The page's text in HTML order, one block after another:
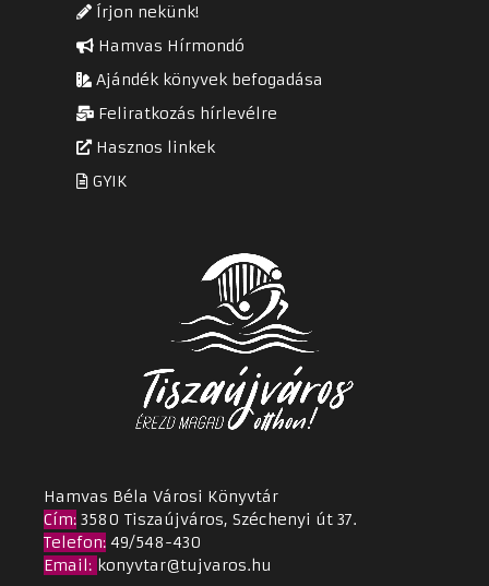
Írjon nekünk!
Hamvas Hírmondó
Ajándék könyvek befogadása
Feliratkozás hírlevélre
Hasznos linkek
GYIK
Hamvas Béla Városi Könyvtár
Cím: 3580 Tiszaújváros, Széchenyi út 37.
Telefon: 49/548-430
Email: konyvtar@tujvaros.hu